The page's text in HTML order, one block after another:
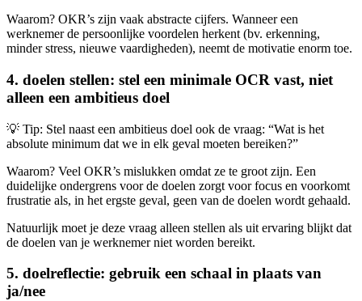
Waarom? OKR’s zijn vaak abstracte cijfers. Wanneer een
werknemer de persoonlijke voordelen herkent (bv. erkenning,
minder stress, nieuwe vaardigheden), neemt de motivatie enorm toe.
4. doelen stellen: stel een minimale OCR vast, niet
alleen een ambitieus doel
💡 Tip: Stel naast een ambitieus doel ook de vraag: “Wat is het
absolute minimum dat we in elk geval moeten bereiken?”
Waarom? Veel OKR’s mislukken omdat ze te groot zijn. Een
duidelijke ondergrens voor de doelen zorgt voor focus en voorkomt
frustratie als, in het ergste geval, geen van de doelen wordt gehaald.
Natuurlijk moet je deze vraag alleen stellen als uit ervaring blijkt dat
de doelen van je werknemer niet worden bereikt.
5. doelreflectie: gebruik een schaal in plaats van
ja/nee